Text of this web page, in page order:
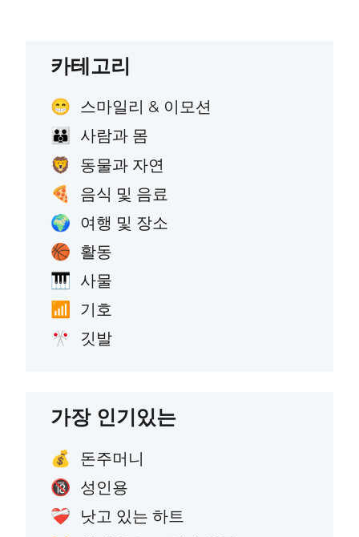
카테고리
😁 스마일리 & 이모션
👪 사람과 몸
🦁 동물과 자연
🍕 음식 및 음료
🌍 여행 및 장소
🏀 활동
🎹 사물
📶 기호
🎌 깃발
가장 인기있는
💰 돈주머니
🔞 성인용
❤️‍🩹 낫고 있는 하트